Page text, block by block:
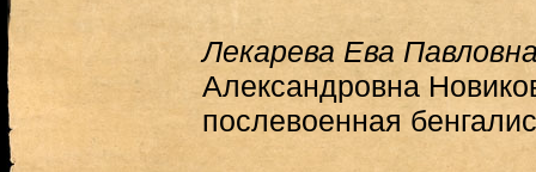
Лекарева Ева
Александровна
послевоенная